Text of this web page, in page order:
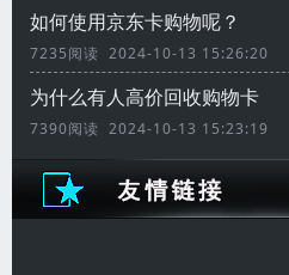
如何使用京东卡购物呢？
7235阅读 2024-10-13 15:26:20
为什么有人高价回收购物卡
7390阅读 2024-10-13 15:23:19